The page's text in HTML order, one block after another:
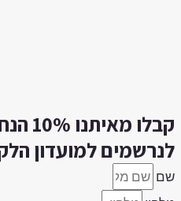
קבלו
למועדון